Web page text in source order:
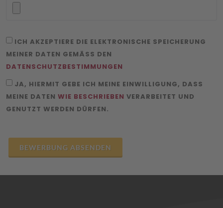
ICH AKZEPTIERE DIE ELEKTRONISCHE SPEICHERUNG
MEINER DATEN GEMÄSS DEN
DATENSCHUTZBESTIMMUNGEN
JA, HIERMIT GEBE ICH MEINE EINWILLIGUNG, DASS
MEINE DATEN WIE BESCHRIEBEN VERARBEITET UND
GENUTZT WERDEN DÜRFEN.